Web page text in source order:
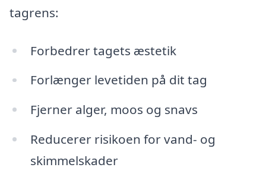
tagrens:
Forbedrer tagets æstetik
Forlænger levetiden på dit tag
Fjerner alger, moos og snavs
Reducerer risikoen for vand- og
skimmelskader